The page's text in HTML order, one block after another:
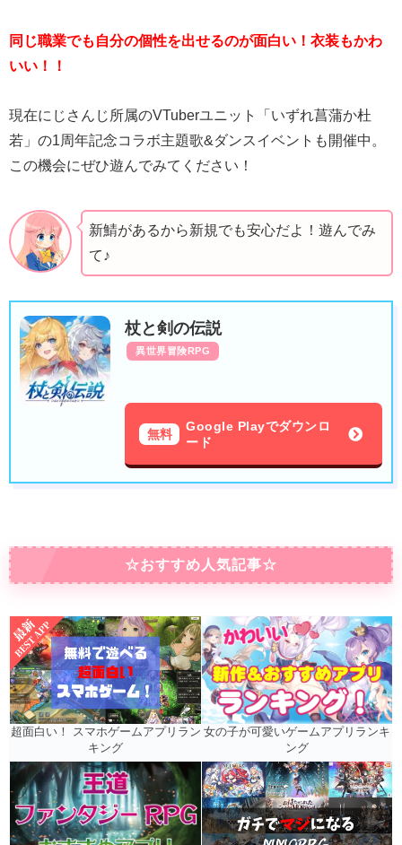
同じ職業でも自分の個性を出せるのが面白い！衣装もかわ
いい！！
現在にじさんじ所属のVTuberユニット「いずれ菖蒲か杜
若」の1周年記念コラボ主題歌&ダンスイベントも開催中。
この機会にぜひ遊んでみてください！
新鯖があるから新規でも安心だよ！遊んでみ
て♪
杖と剣の伝説
異世界冒険RPG
無料
Google Playでダウンロ
ード
☆おすすめ人気記事☆
超面白い！ スマホゲームアプリラン
キング
女の子が可愛いゲームアプリランキ
ング